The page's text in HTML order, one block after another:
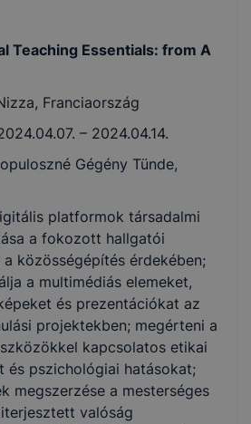
Teaching Essentials: from A
Franciaország
– 2024.04.14.
Gégény Tünde,
platformok társadalmi
a fokozott hallgatói
közösségépítés érdekében;
a multimédiás elemeket,
és prezentációkat az
projektekben; megérteni a
kapcsolatos etikai
és pszichológiai hatásokat;
megszerzése a mesterséges
valóság